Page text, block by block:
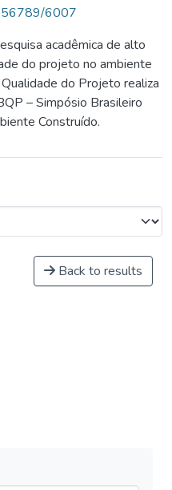
6007
acadêmica de alto
do projeto no ambiente
do Projeto realiza
– Simpósio Brasileiro
Construído.
Back to results